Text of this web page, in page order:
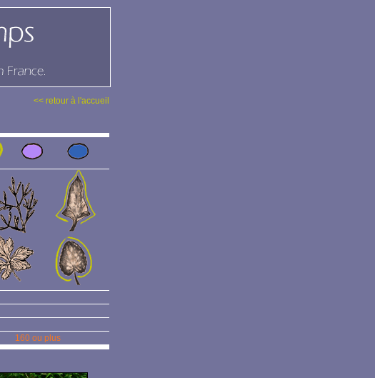
<< retour à l'accueil
160 ou plus